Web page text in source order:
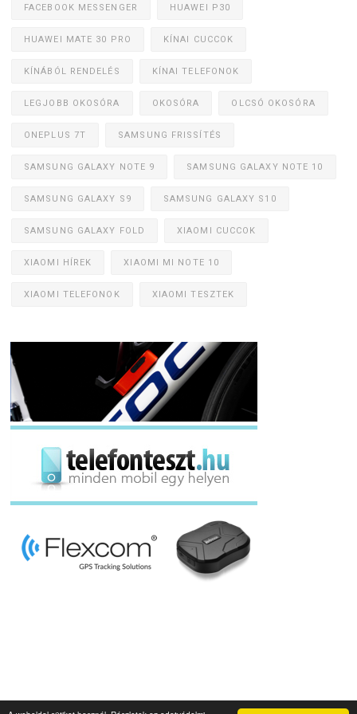
FACEBOOK MESSENGER HUAWEI P30
HUAWEI MATE 30 PRO KÍNAI CUCCOK
KÍNÁBÓL RENDELÉS KÍNAI TELEFONOK
LEGJOBB OKOSÓRA OKOSÓRA OLCSÓ OKOSÓRA
ONEPLUS 7T SAMSUNG FRISSÍTÉS
SAMSUNG GALAXY NOTE 9 SAMSUNG GALAXY NOTE 10
SAMSUNG GALAXY S9 SAMSUNG GALAXY S10
SAMSUNG GALAXY FOLD XIAOMI CUCCOK
XIAOMI HÍREK XIAOMI MI NOTE 10
XIAOMI TELEFONOK XIAOMI TESZTEK